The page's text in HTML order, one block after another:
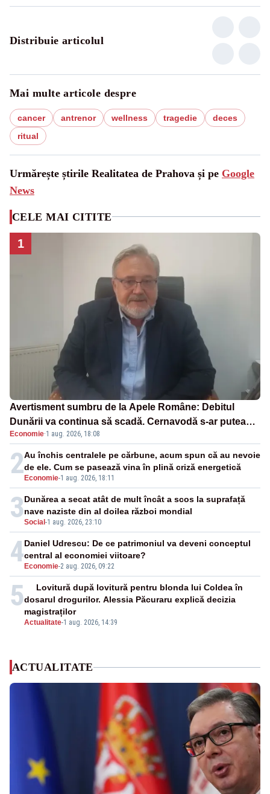
Distribuie articolul
Mai multe articole despre
cancer antrenor wellness tragedie
deces
ritual
Urmărește știrile Realitatea de Prahova și pe Google
News
CELE MAI CITITE
1
Avertisment sumbru de la Apele Române: Debitul
Dunării va continua să scadă. Cernavodă s-ar putea
închide în 4 zile
Economie·1 aug. 2026, 18:08
2 Economie-1 aug. 2026, 18:11
Au închis centralele pe cărbune, acum spun că au nevoie
de ele. Cum se pasează vina în plină criză energetică
3Social -1 aug. 2026, 23:10
Dunărea a secat atât de mult încât a scos la suprafață
nave naziste din al doilea război mondial
4 Economie-2 aug. 2026, 09:22
Daniel Udrescu: De ce patrimoniul va deveni conceptul
central al economiei viitoare?
5
Actualitate-1 aug. 2026, 14:39
Lovitură după lovitură pentru blonda lui Coldea în
dosarul drogurilor. Alessia Păcuraru explică decizia
magistraților
ACTUALITATE